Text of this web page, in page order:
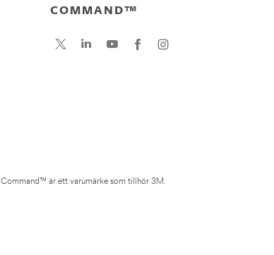
COMMAND™
Command™ är ett varumärke som tillhör 3M.